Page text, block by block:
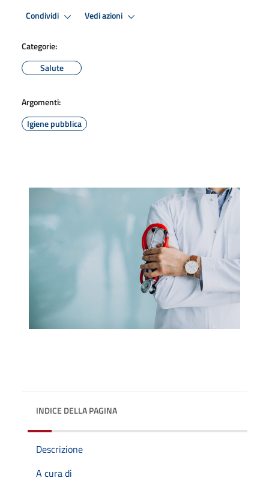
Condividi Vedi azioni
Categorie:
Salute
Argomenti:
Igiene pubblica
INDICE DELLA PAGINA
Descrizione
A cura di